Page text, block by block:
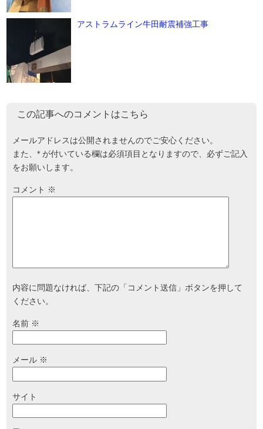
アストラムライン牛田耐震補強工事
この記事へのコメントはこちら
メールアドレスは公開されませんのでご安心ください。
また、* が付いている欄は必須項目となりますので、必ずご記入
をお願いします。
コメント ※
内容に問題なければ、下記の「コメント送信」ボタンを押して
ください。
名前 ※
メール ※
サイト